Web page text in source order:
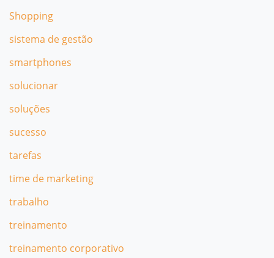
Shopping
sistema de gestão
smartphones
solucionar
soluções
sucesso
tarefas
time de marketing
trabalho
treinamento
treinamento corporativo